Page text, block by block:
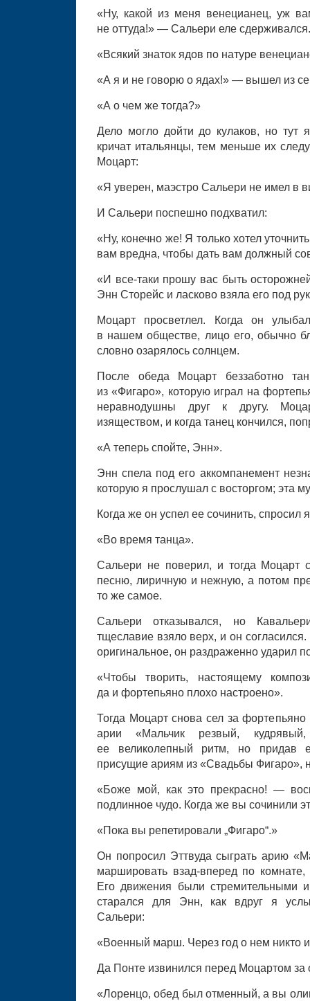
«Ну, какой из меня венецианец, уж
не оттуда!» — Сальери еле сдерживался.
«Всякий знаток ядов по натуре
«А я и не говорю о ядах!» — вышел из
«А о чем же тогда?»
Дело могло дойти до кулаков, но тут
кричат итальянцы, тем меньше их
Моцарт:
«Я уверен, маэстро Сальери не имел в
И Сальери поспешно подхватил:
«Ну, конечно же! Я только хотел
вам вредна, чтобы дать вам должный
«И все-таки прошу вас быть
Энн Сторейс и ласково взяла его под
Моцарт просветлел. Когда он
в нашем обществе, лицо его, обычно
словно озарялось солнцем.
После обеда Моцарт беззаботно
из «Фигаро», которую играл на
неравнодушны друг к другу.
изяществом, и когда танец кончился,
«А теперь спойте, Энн».
Энн спела под его аккомпанемент
которую я прослушал с восторгом; эта
Когда же он успел ее сочинить, спросил
«Во время танца».
Сальери не поверил, и тогда Моцарт
песню, лиричную и нежную, а потом
то же самое.
Сальери отказывался, но
тщеславие взяло верх, и он
оригинальное, он раздраженно ударил
«Чтобы творить, настоящему
да и фортепьяно плохо настроено».
Тогда Моцарт снова сел за
арии «Мальчик резвый,
ее великолепный ритм, но придав
присущие ариям из «Свадьбы Фигаро»,
«Боже мой, как это прекрасно! —
подлинное чудо. Когда же вы сочинили
«Пока вы репетировали „Фигаро“.»
Он попросил Эттвуда сыграть арию
маршировать взад-вперед по
Его движения были стремительными
старался для Энн, как вдруг я
Сальери:
«Военный марш. Через год о нем никто
Да Понте извинился перед Моцартом за
«Лоренцо, обед был отменный, а вы